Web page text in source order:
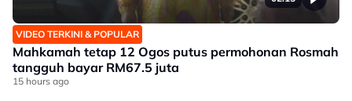
VIDEO TERKINI & POPULAR
Mahkamah tetap 12 Ogos putus permohonan Rosmah
tangguh bayar RM67.5 juta
15 hours ago